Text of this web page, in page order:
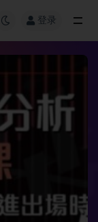
登录